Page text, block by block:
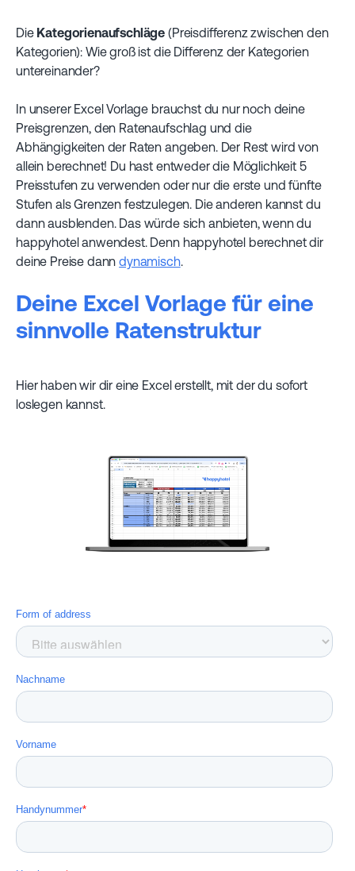
Die Kategorienaufschläge (Preisdifferenz zwischen den
Kategorien): Wie groß ist die Differenz der Kategorien
untereinander?
In unserer Excel Vorlage brauchst du nur noch deine
Preisgrenzen, den Ratenaufschlag und die
Abhängigkeiten der Raten angeben. Der Rest wird von
allein berechnet! Du hast entweder die Möglichkeit 5
Preisstufen zu verwenden oder nur die erste und fünfte
Stufen als Grenzen festzulegen. Die anderen kannst du
dann ausblenden. Das würde sich anbieten, wenn du
happyhotel anwendest. Denn happyhotel berechnet dir
deine Preise danndynamisch.
Deine Excel Vorlage für eine
sinnvolle Ratenstruktur
Hier haben wir dir eine Excel erstellt, mit der du sofort
loslegen kannst.